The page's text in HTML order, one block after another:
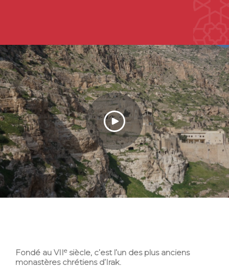
Fondé au VIIe siècle, c’est l’un des plus anciens
monastères chrétiens d’Irak.